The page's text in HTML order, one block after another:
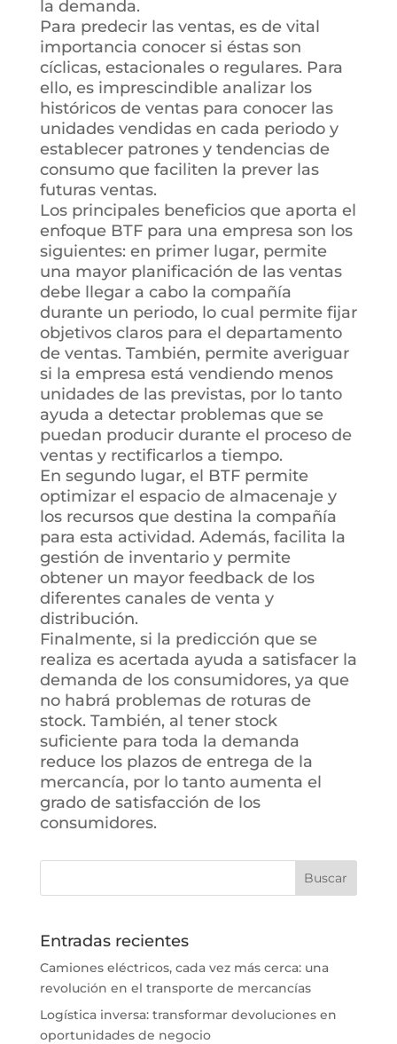
la demanda.
Para predecir las ventas, es de vital
importancia conocer si éstas son
cíclicas, estacionales o regulares. Para
ello, es imprescindible analizar los
históricos de ventas para conocer las
unidades vendidas en cada periodo y
establecer patrones y tendencias de
consumo que faciliten la prever las
futuras ventas.
Los principales beneficios que aporta el
enfoque BTF para una empresa son los
siguientes: en primer lugar, permite
una mayor planificación de las ventas
debe llegar a cabo la compañía
durante un periodo, lo cual permite fijar
objetivos claros para el departamento
de ventas. También, permite averiguar
si la empresa está vendiendo menos
unidades de las previstas, por lo tanto
ayuda a detectar problemas que se
puedan producir durante el proceso de
ventas y rectificarlos a tiempo.
En segundo lugar, el BTF permite
optimizar el espacio de almacenaje y
los recursos que destina la compañía
para esta actividad. Además, facilita la
gestión de inventario y permite
obtener un mayor feedback de los
diferentes canales de venta y
distribución.
Finalmente, si la predicción que se
realiza es acertada ayuda a satisfacer la
demanda de los consumidores, ya que
no habrá problemas de roturas de
stock. También, al tener stock
suficiente para toda la demanda
reduce los plazos de entrega de la
mercancía, por lo tanto aumenta el
grado de satisfacción de los
consumidores.
Entradas recientes
Camiones eléctricos, cada vez más cerca: una
revolución en el transporte de mercancías
Logística inversa: transformar devoluciones en
oportunidades de negocio